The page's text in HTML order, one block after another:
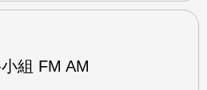
組 FM AM